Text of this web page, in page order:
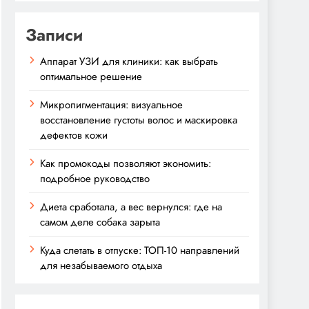
Записи
Аппарат УЗИ для клиники: как выбрать
оптимальное решение
Микропигментация: визуальное
восстановление густоты волос и маскировка
дефектов кожи
Как промокоды позволяют экономить:
подробное руководство
Диета сработала, а вес вернулся: где на
самом деле собака зарыта
Куда слетать в отпуске: ТОП-10 направлений
для незабываемого отдыха